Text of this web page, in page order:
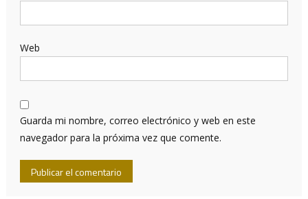
Web
Guarda mi nombre, correo electrónico y web en este
navegador para la próxima vez que comente.